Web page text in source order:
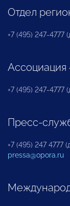
Отдел
+7 (495) 247-4777
+7 (495) 247-4777
Пресс-
+7 (495) 247 4777
pressa@opora.ru